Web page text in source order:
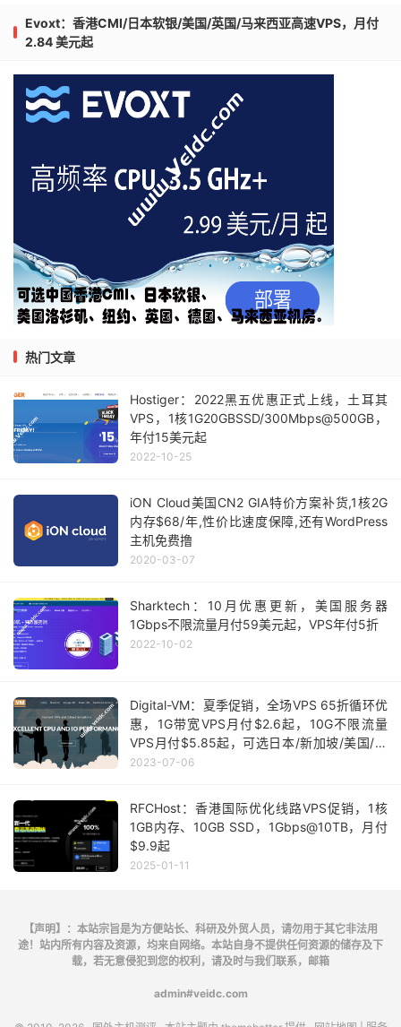
Evoxt：香港CMI/日本软银/美国/英国/马来西亚高速VPS，月付
2.84 美元起
热门文章
Hostiger：2022黑五优惠正式上线，土耳其
VPS，1核1G20GBSSD/300Mbps@500GB，
年付15美元起
2022-10-25
iON Cloud美国CN2 GIA特价方案补货,1核2G
内存$68/年,性价比速度保障,还有WordPress
主机免费撸
2020-03-07
Sharktech：10月优惠更新，美国服务器
1Gbps不限流量月付59美元起，VPS年付5折
2022-10-02
Digital-VM：夏季促销，全场VPS 65折循环优
惠，1G带宽VPS月付$2.6起，10G不限流量
VPS月付$5.85起，可选日本/新加坡/美国/英
国等机房
2023-07-06
RFCHost：香港国际优化线路VPS促销，1核
1GB内存、10GB SSD，1Gbps@10TB，月付
$9.9起
2025-01-11
【声明】：本站宗旨是为方便站长、科研及外贸人员，请勿用于其它非法用
途！站内所有内容及资源，均来自网络。本站自身不提供任何资源的储存及下
载，若无意侵犯到您的权利，请及时与我们联系，邮箱
admin#veidc.com